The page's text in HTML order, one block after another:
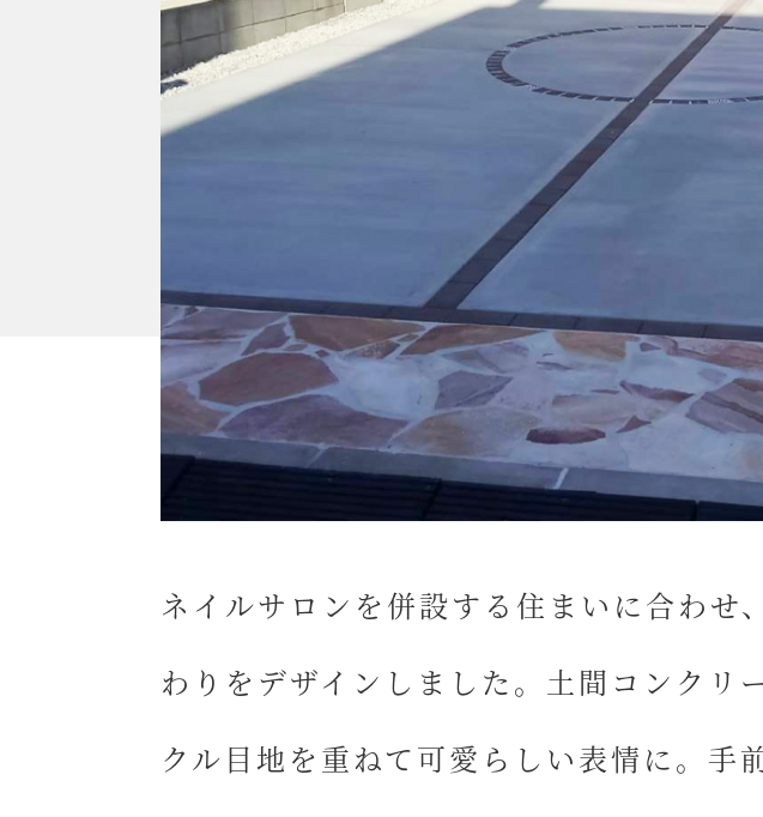
ネイルサロンを併設する住まいに合わせ、
わりをデザインしました。土間コンクリ
クル目地 を重ねて可愛らしい表情に。手